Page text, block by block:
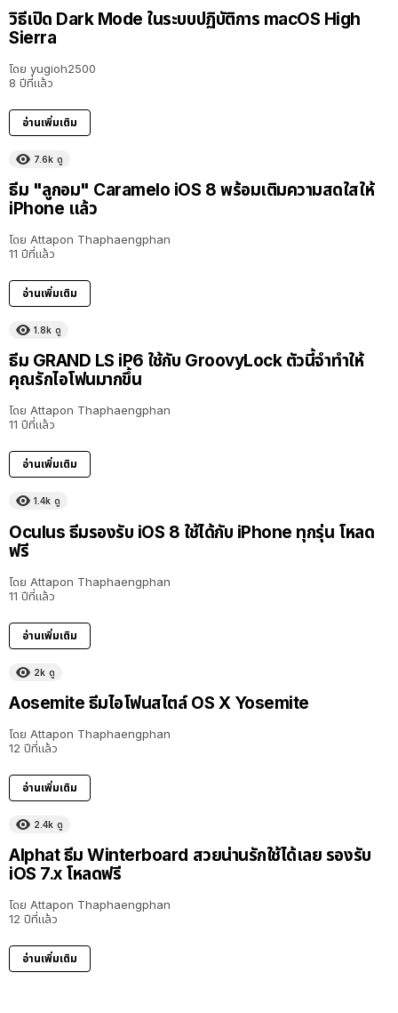
วิธีเปิด Dark Mode ในระบบปฏิบัติการ macOS High
Sierra
โดย yugioh2500
8 ปีที่แล้ว
อ่านเพิ่มเติม
7.6k ดู
ธีม "ลูกอม" Caramelo iOS 8 พร้อมเติมความสดใสให้
iPhone แล้ว
โดย Attapon Thaphaengphan
11 ปีที่แล้ว
อ่านเพิ่มเติม
1.8k ดู
ธีม GRAND LS iP6 ใช้กับ GroovyLock ตัวนี้จำทำให้
คุณรักไอโฟนมากขึ้น
โดย Attapon Thaphaengphan
11 ปีที่แล้ว
อ่านเพิ่มเติม
1.4k ดู
Oculus ธีมรองรับ iOS 8 ใช้ได้กับ iPhone ทุกรุ่น โหลด
ฟรี
โดย Attapon Thaphaengphan
11 ปีที่แล้ว
อ่านเพิ่มเติม
2k ดู
Aosemite ธีมไอโฟนสไตล์ OS X Yosemite
โดย Attapon Thaphaengphan
12 ปีที่แล้ว
อ่านเพิ่มเติม
2.4k ดู
Alphat ธีม Winterboard สวยน่านรักใช้ได้เลย รองรับ
iOS 7.x โหลดฟรี
โดย Attapon Thaphaengphan
12 ปีที่แล้ว
อ่านเพิ่มเติม